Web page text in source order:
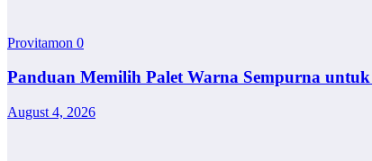
Provitamon 0
Panduan Memilih Palet Warna Sempurna
August 4, 2026